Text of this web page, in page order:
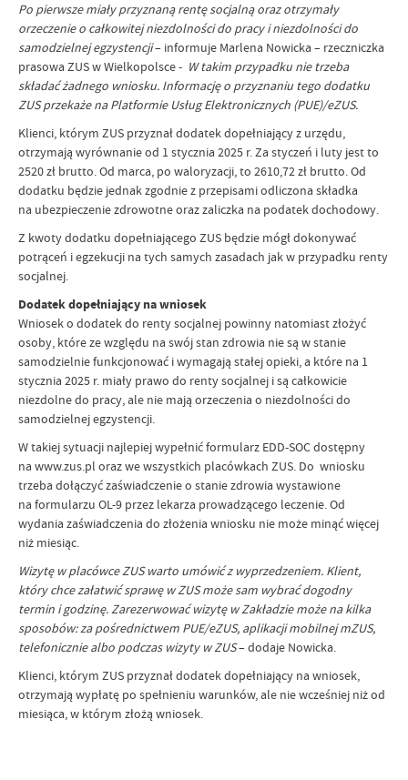
Po pierwsze miały przyznaną rentę socjalną oraz otrzymały
orzeczenie o całkowitej niezdolności do pracy i niezdolności do
samodzielnej egzystencji– informuje Marlena Nowicka – rzeczniczka
prasowa ZUS w Wielkopolsce - W takim przypadku nie trzeba
składać żadnego wniosku. Informację o przyznaniu tego dodatku
ZUS przekaże na Platformie Usług Elektronicznych (PUE)/eZUS.
Klienci, którym ZUS przyznał dodatek dopełniający z urzędu,
otrzymają wyrównanie od 1 stycznia 2025 r. Za styczeń i luty jest to
2520 zł brutto. Od marca, po waloryzacji, to 2610,72 zł brutto. Od
dodatku będzie jednak zgodnie z przepisami odliczona składka
na ubezpieczenie zdrowotne oraz zaliczka na podatek dochodowy.
Z kwoty dodatku dopełniającego ZUS będzie mógł dokonywać
potrąceń i egzekucji na tych samych zasadach jak w przypadku renty
socjalnej.
Dodatek dopełniający na wniosek
Wniosek o dodatek do renty socjalnej powinny natomiast złożyć
osoby, które ze względu na swój stan zdrowia nie są w stanie
samodzielnie funkcjonować i wymagają stałej opieki, a które na 1
stycznia 2025 r. miały prawo do renty socjalnej i są całkowicie
niezdolne do pracy, ale nie mają orzeczenia o niezdolności do
samodzielnej egzystencji.
W takiej sytuacji najlepiej wypełnić formularz EDD-SOC dostępny
na www.zus.pl oraz we wszystkich placówkach ZUS. Do wniosku
trzeba dołączyć zaświadczenie o stanie zdrowia wystawione
na formularzu OL-9 przez lekarza prowadzącego leczenie. Od
wydania zaświadczenia do złożenia wniosku nie może minąć więcej
niż miesiąc.
Wizytę w placówce ZUS warto umówić z wyprzedzeniem. Klient,
który chce załatwić sprawę w ZUS może sam wybrać dogodny
termin i godzinę. Zarezerwować wizytę w Zakładzie może na kilka
sposobów: za pośrednictwem PUE/eZUS, aplikacji mobilnej mZUS,
telefonicznie albo podczas wizyty w ZUS– dodaje Nowicka.
Klienci, którym ZUS przyznał dodatek dopełniający na wniosek,
otrzymają wypłatę po spełnieniu warunków, ale nie wcześniej niż od
miesiąca, w którym złożą wniosek.